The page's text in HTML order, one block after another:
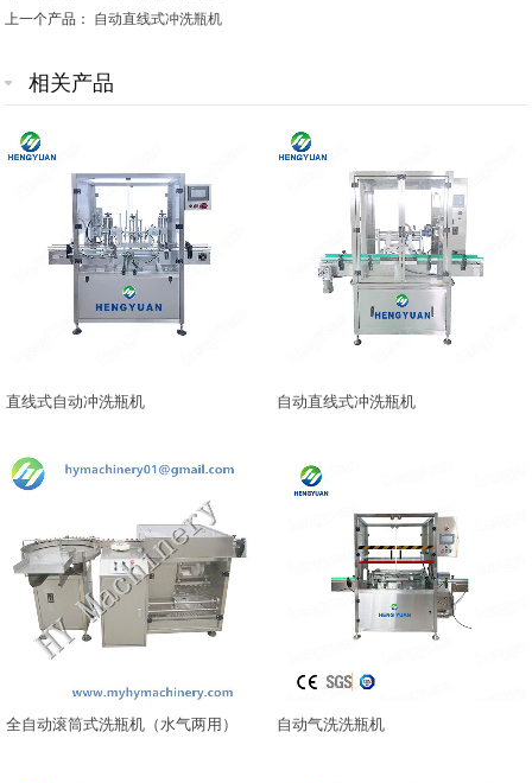
上一个产品： 自动直线式冲洗瓶机
相关产品
直线式自动冲洗瓶机 自动直线式冲洗瓶机
全自动滚筒式洗瓶机（水气两用） 自动气洗洗瓶机